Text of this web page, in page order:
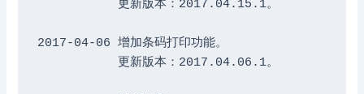
2017-04-06 增加条码打印功能。